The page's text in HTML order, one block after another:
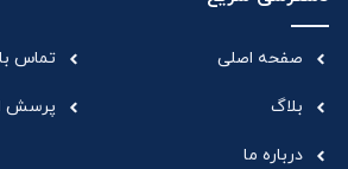
صفحه اصلی
بلاگ
درباره ما
تماس
پرسش